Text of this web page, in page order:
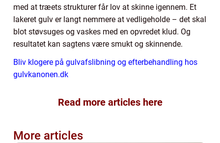
med at træets strukturer får lov at skinne igennem. Et
lakeret gulv er langt nemmere at vedligeholde – det skal
blot støvsuges og vaskes med en opvredet klud. Og
resultatet kan sagtens være smukt og skinnende.
Bliv klogere på gulvafslibning og efterbehandling hos
gulvkanonen.dk
Read more articles here
More articles